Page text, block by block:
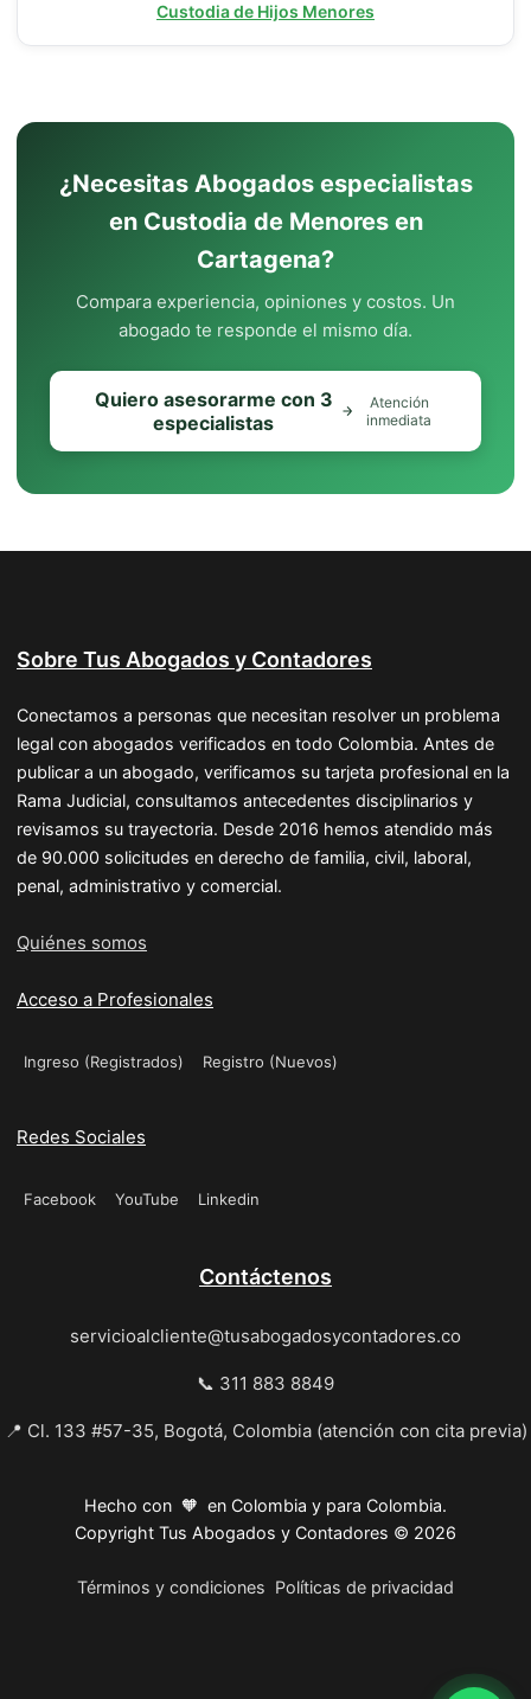
Custodia de Hijos Menores
¿Necesitas Abogados especialistas
en Custodia de Menores en
Cartagena?
Compara experiencia, opiniones y costos. Un
abogado te responde el mismo día.
Quiero asesorarme con 3
especialistas
Atención
inmediata
Sobre Tus Abogados y Contadores
Conectamos a personas que necesitan resolver un problema
legal con abogados verificados en todo Colombia. Antes de
publicar a un abogado, verificamos su tarjeta profesional en la
Rama Judicial, consultamos antecedentes disciplinarios y
revisamos su trayectoria. Desde 2016 hemos atendido más
de 90.000 solicitudes en derecho de familia, civil, laboral,
penal, administrativo y comercial.
Quiénes somos
Acceso a Profesionales
Ingreso (Registrados) Registro (Nuevos)
Redes Sociales
Facebook YouTube Linkedin
Contáctenos
servicioalcliente@tusabogadosycontadores.co
📞 311 883 8849
📍 Cl. 133 #57-35, Bogotá, Colombia (atención con cita previa)
Hecho con 🧡 en Colombia y para Colombia.
Copyright Tus Abogados y Contadores © 2026
Términos y condiciones Políticas de privacidad